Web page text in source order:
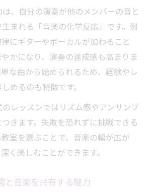
室でバンド演奏を始めるための流
室バンドの体験レッスン活用法
性が育つ音楽教室の秘密
室バンドで演奏力と協調性を磨く
で身につくバンド演奏の協調性
室で伸びる演奏力とチームワーク
動が演奏力向上に役立つ理由
室で学ぶ協調性と音楽のつながり
ぶピアノ教室の新しい形
、自分の演奏が他のメンバーの音と
まれる「音楽の化学反応」です。例
にギターやボーカルが加わること
かになり、演奏の達成感も高まりま
な曲から始められるため、経験やレ
めるのも特徴です。
レッスンではリズム感やアンサンブ
きます。失敗を恐れずに挑戦できる
室を選ぶことで、音楽の幅が広が
く楽しむことができます。
と音楽を共有する魅力